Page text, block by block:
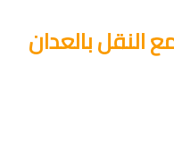
النقل بالعدان